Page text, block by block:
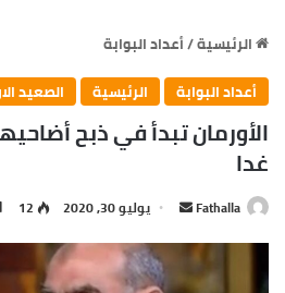
الرئيسية/أعداد البوابة
أعداد البوابة
الرئيسية الصعيد
الأورمان تبدأ في ذبح
غدا
Fathalla
أرسل
إلكترونيا
يوليو 30, 2020 12